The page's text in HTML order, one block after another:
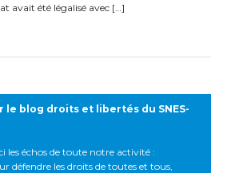
avait été légalisé avec […]
le blog droits et libertés du SNES-
les échos de toute notre activité :
défendre les droits de toutes et tous,